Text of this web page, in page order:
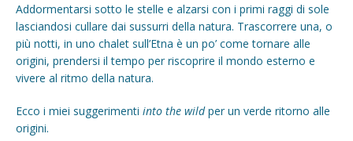
Addormentarsi sotto le stelle e alzarsi con i primi raggi di sole
lasciandosi cullare dai sussurri della natura. Trascorrere una, o
più notti, in uno chalet sull’Etna è un po’ come tornare alle
origini, prendersi il tempo per riscoprire il mondo esterno e
vivere al ritmo della natura.
Ecco i miei suggerimenti into the wildper un verde ritorno alle
origini.